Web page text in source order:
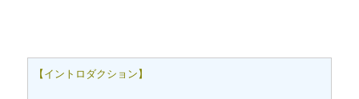
【イントロダクション】